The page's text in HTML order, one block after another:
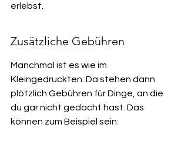
erlebst.
Zusätzliche Gebühren
Manchmal ist es wie im
Kleingedruckten: Da stehen dann
plötzlich Gebühren für Dinge, an die
du gar nicht gedacht hast. Das
können zum Beispiel sein: